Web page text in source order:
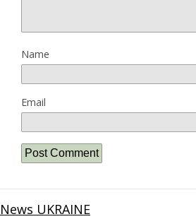
Name
Email
News UKRAINE